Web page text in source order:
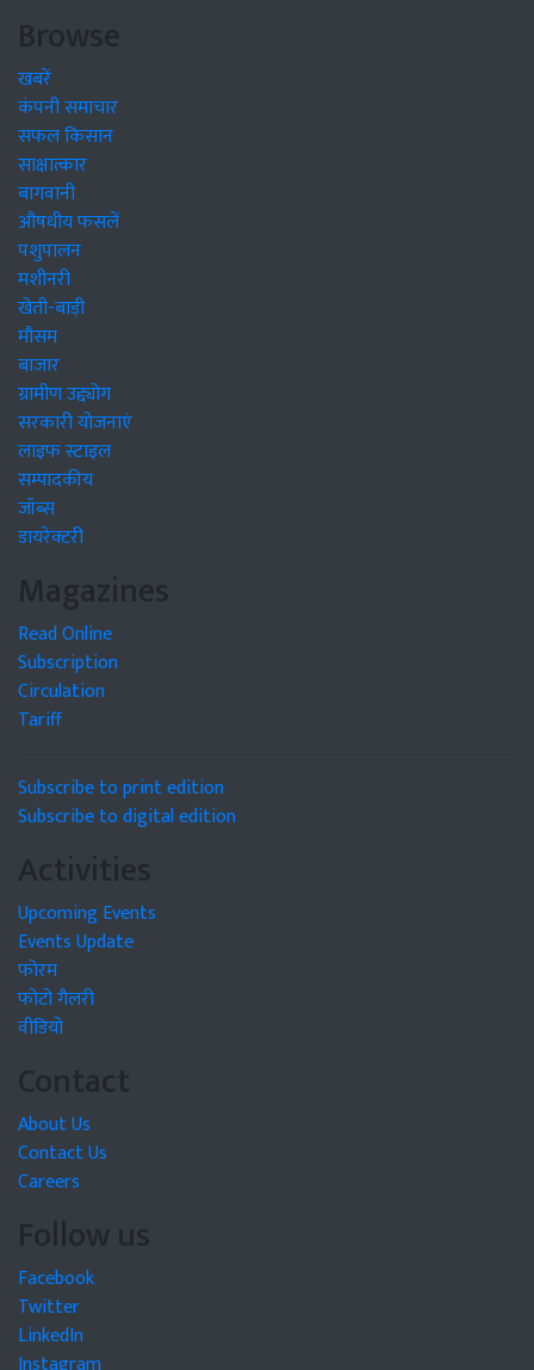
Browse
खबरें
कंपनी समाचार
सफल किसान
साक्षात्कार
बागवानी
औषधीय फसलें
पशुपालन
मशीनरी
खेती-बाड़ी
मौसम
बाजार
ग्रामीण उद्द्योग
सरकारी योजनाएं
लाइफ स्टाइल
सम्पादकीय
जॉब्स
डायरेक्टरी
Magazines
Read Online
Subscription
Circulation
Tariff
Subscribe to print edition
Subscribe to digital edition
Activities
Upcoming Events
Events Update
फोरम
फोटो गैलरी
वीडियो
Contact
About Us
Contact Us
Careers
Follow us
Facebook
Twitter
LinkedIn